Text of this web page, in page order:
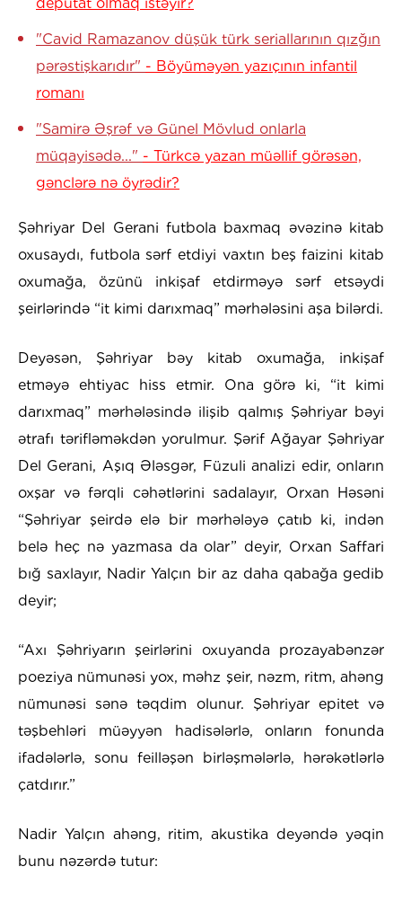
"Cavid Ramazanov düşük türk seriallarının qızğın
pərəstişkarıdır" - Böyüməyən yazıçının infantil
romanı
"Samirə Əşrəf və Günel Mövlud onlarla
müqayisədə..." - Türkcə yazan müəllif görəsən,
gənclərə nə öyrədir?
Şəhriyar Del Gerani futbola baxmaq əvəzinə kitab
oxusaydı, futbola sərf etdiyi vaxtın beş faizini kitab
oxumağa, özünü inkişaf etdirməyə sərf etsəydi
şeirlərində “it kimi darıxmaq” mərhələsini aşa bilərdi.
Deyəsən, Şəhriyar bəy kitab oxumağa, inkişaf
etməyə ehtiyac hiss etmir. Ona görə ki, “it kimi
darıxmaq” mərhələsində ilişib qalmış Şəhriyar bəyi
ətrafı tərifləməkdən yorulmur. Şərif Ağayar Şəhriyar
Del Gerani, Aşıq Ələsgər, Füzuli analizi edir, onların
oxşar və fərqli cəhətlərini sadalayır, Orxan Həsəni
“Şəhriyar şeirdə elə bir mərhələyə çatıb ki, indən
belə heç nə yazmasa da olar” deyir, Orxan Saffari
bığ saxlayır, Nadir Yalçın bir az daha qabağa gedib
deyir;
“Axı Şəhriyarın şeirlərini oxuyanda prozayabənzər
poeziya nümunəsi yox, məhz şeir, nəzm, ritm, ahəng
nümunəsi sənə təqdim olunur. Şəhriyar epitet və
təşbehləri müəyyən hadisələrlə, onların fonunda
ifadələrlə, sonu feilləşən birləşmələrlə, hərəkətlərlə
çatdırır.”
Nadir Yalçın ahəng, ritim, akustika deyəndə yəqin
bunu nəzərdə tutur: